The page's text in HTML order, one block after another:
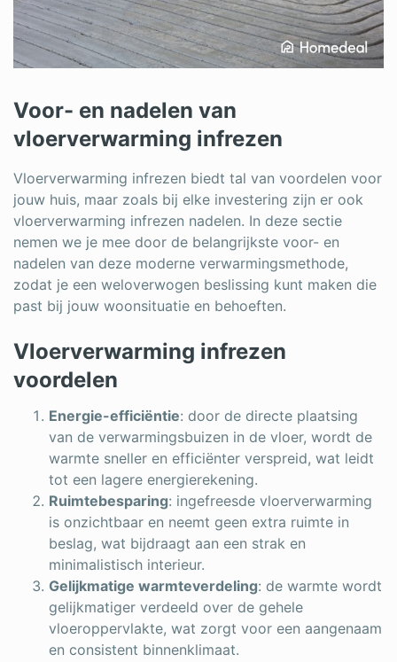
Voor- en nadelen van
vloerverwarming infrezen
Vloerverwarming infrezen biedt tal van voordelen voor
jouw huis, maar zoals bij elke investering zijn er ook
vloerverwarming infrezen nadelen. In deze sectie
nemen we je mee door de belangrijkste voor- en
nadelen van deze moderne verwarmingsmethode,
zodat je een weloverwogen beslissing kunt maken die
past bij jouw woonsituatie en behoeften.
Vloerverwarming infrezen
voordelen
Energie-efficiëntie: door de directe plaatsing
van de verwarmingsbuizen in de vloer, wordt de
warmte sneller en efficiënter verspreid, wat leidt
tot een lagere energierekening.
Ruimtebesparing: ingefreesde vloerverwarming
is onzichtbaar en neemt geen extra ruimte in
beslag, wat bijdraagt aan een strak en
minimalistisch interieur.
Gelijkmatige warmteverdeling: de warmte wordt
gelijkmatiger verdeeld over de gehele
vloeroppervlakte, wat zorgt voor een aangenaam
en consistent binnenklimaat.